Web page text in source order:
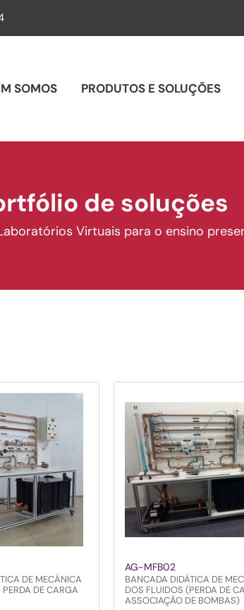
SOMOS PRODUTOS E SOLUÇÕES
de soluções
Virtuais para o ensino
DE MECÂNICA
DE CARGA
AG-MFB02
BANCADA DIDÁTICA DE
DOS FLUIDOS (PERDA DE
ASSOCIAÇÃO DE BOMBAS)